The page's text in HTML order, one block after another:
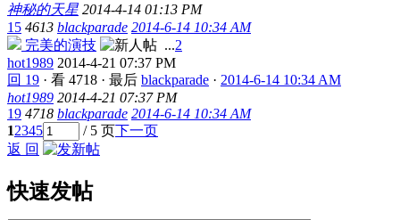
神秘的天星 2014-4-14 01:13 PM
15 4613 blackparade 2014-6-14 10:34 AM
完美的演技
...2
hot1989 2014-4-21 07:37 PM
回 19 · 看 4718 · 最后 blackparade · 2014-6-14 10:34 AM
hot1989 2014-4-21 07:37 PM
19 4718 blackparade 2014-6-14 10:34 AM
12345 / 5 页下一页
返 回
快速发帖